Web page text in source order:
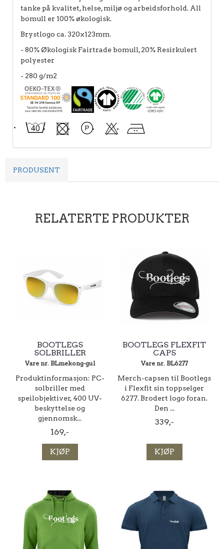
tanke på kvalitet, helse, miljø og arbeidsforhold. All
bomull er 100% økologisk.
Brystlogo ca. 320x123mm.
- 80% Økologisk Fairtrade bomull, 20% Resirkulert
polyester
- 280 g/m2
PRODUSENT
RELATERTE PRODUKTER
BOOTLEGS
SOLBRILLER
Vare nr. BLmekong-gul
Produktinformasjon: PC-
solbriller med
speilobjektiver, 400 UV-
beskyttelse og
gjennomsk...
169,-
KJØP
BOOTLEGS FLEXFIT
CAPS
Vare nr. BL6277
Merch-capsen til Bootlegs
i Flexfit sin toppselger
6277. Brodert logo foran.
Den ...
339,-
KJØP